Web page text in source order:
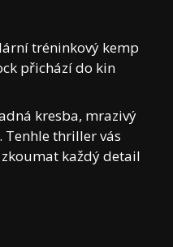
tréninkový kemp
přichází do kin
kresba, mrazivý
Tenhle thriller vás
každý detail